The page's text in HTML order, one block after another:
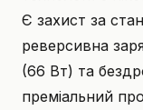
Є захист за
реверсивна
(66 Вт) та
преміальний